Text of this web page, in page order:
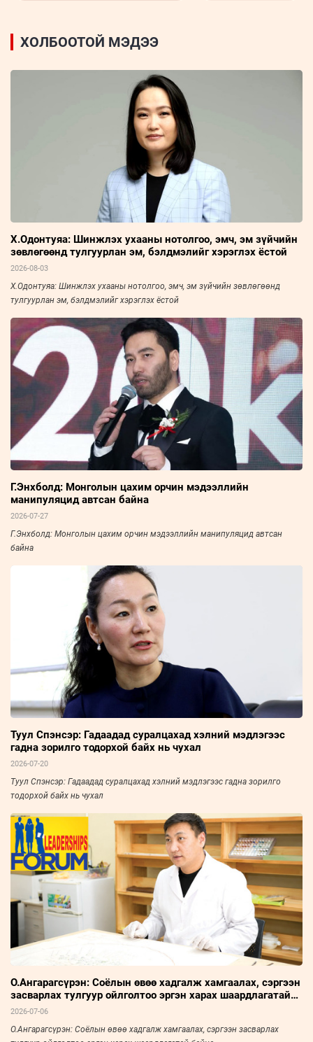
ХОЛБООТОЙ МЭДЭЭ
Х.Одонтуяа: Шинжлэх ухааны нотолгоо, эмч, эм зүйчийн
зөвлөгөөнд тулгуурлан эм, бэлдмэлийг хэрэглэх ёстой
2026-08-03
Х.Одонтуяа: Шинжлэх ухааны нотолгоо, эмч, эм зүйчийн зөвлөгөөнд
тулгуурлан эм, бэлдмэлийг хэрэглэх ёстой
Г.Энхболд: Монголын цахим орчин мэдээллийн
манипуляцид автсан байна
2026-07-27
Г.Энхболд: Монголын цахим орчин мэдээллийн манипуляцид автсан
байна
Туул Спэнсэр: Гадаадад суралцахад хэлний мэдлэгээс
гадна зорилго тодорхой байх нь чухал
2026-07-20
Туул Спэнсэр: Гадаадад суралцахад хэлний мэдлэгээс гадна зорилго
тодорхой байх нь чухал
О.Ангарагсүрэн: Соёлын өвөө хадгалж хамгаалах, сэргээн
засварлах тулгуур ойлголтоо эргэн харах шаардлагатай
байна
2026-07-06
О.Ангарагсүрэн: Соёлын өвөө хадгалж хамгаалах, сэргээн засварлах